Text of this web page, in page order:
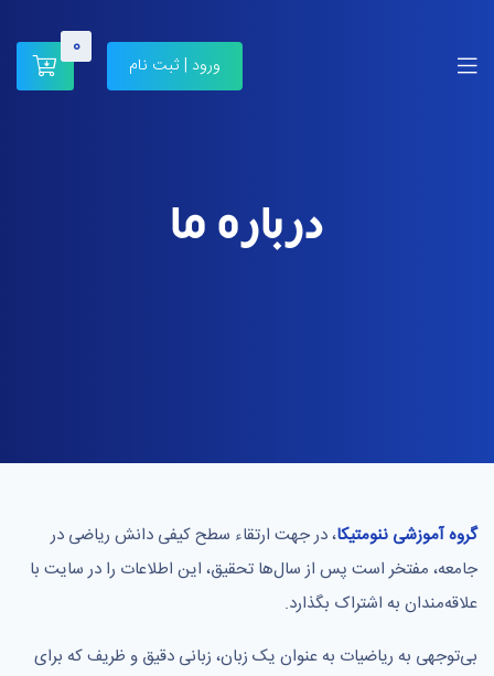
ورود | ثبت نام
0
درباره ما
گروه آموزشی ننومتیکا، در جهت ارتقاء سطح کیفی دانش ریاضی در
جامعه، مفتخر است پس از سال‌ها تحقیق، این اطلاعات را در سایت با
علاقه‌مندان به اشتراک بگذارد.
بی‌توجهی به ریاضیات به عنوان یک زبان، زبانی دقیق و ظریف که برای